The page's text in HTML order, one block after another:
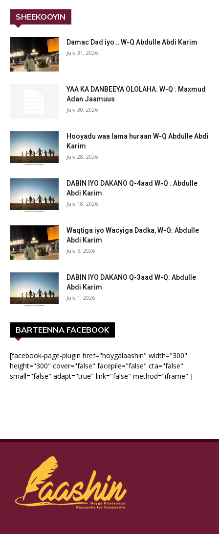
SHEEKOOYIN
Damac Dad iyo… W-Q Abdulle Abdi Karim
July 31, 2026
YAA KA DANBEEYA OLOLAHA: W-Q : Maxmud
Adan Jaamuus
July 30, 2026
Hooyadu waa lama huraan W-Q Abdulle Abdi
Karim
July 28, 2026
DABIN IYO DAKANO Q-4aad W-Q : Abdulle
Abdi Karim
July 18, 2026
Waqtiga iyo Wacyiga Dadka, W-Q: Abdulle
Abdi Karim
July 6, 2026
DABIN IYO DAKANO Q-3aad W-Q: Abdulle
Abdi Karim
July 1, 2026
BARTEENNA FACEBOOK
[facebook-page-plugin href="hoygalaashin" width="300"
height="300" cover="false" facepile="false" cta="false"
small="false" adapt="true" link="false" method="iframe" ]